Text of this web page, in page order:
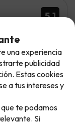
5.1
no se pueden
con buena
daba hasta
día lanzamos
y pagar
una experiencia
publicidad
Estas cookies
a tus intereses y
te podamos
Si